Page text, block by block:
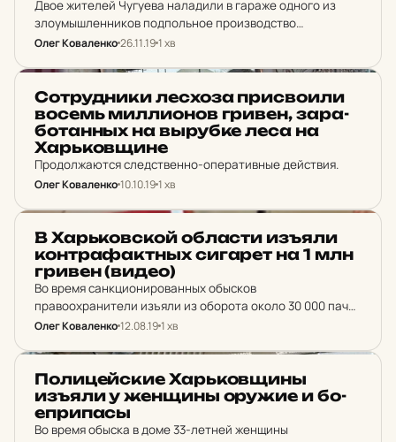
Двое жителей Чугуева наладили в гараже одного из
злоумышленников подпольное производство
псевдоэлитного алкоголя.
Олег Коваленко26.11.191 хв
Сот­руд­ни­ки лес­хо­за прис­во­и­ли
восемь мил­ли­о­нов гривен, за­ра­
бо­танных на выруб­ке леса на
Харь­ков­щи­не
Продолжаются следственно-оперативные действия.
Олег Коваленко10.10.191 хв
В Харь­ков­ской об­лас­ти изъяли
кон­тра­фактных си­га­рет на 1 млн
гривен (видео)
Во время санкционированных обысков
правоохранители изъяли из оборота около 30 000 пачек
контрафактных сигарет на сумму более 1 000 000
Олег Коваленко12.08.191 хв
НОВИНИ ХАРКОВА
По­ли­цей­ские Харь­ков­щины
изъяли у жен­щины оружие и бо­
еп­ри­пасы
Во время обыска в доме 33-летней женщины